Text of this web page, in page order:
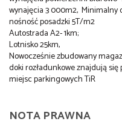
wynajęcia 3 000m2, Minimalny
nośność posadzki 5T/m2
Autostrada A2- 1km;
Lotnisko 25km,
Nowocześnie zbudowany
doki rozładunkowe znajdują
miejsc parkingowych TiR
NOTA PRAWNA